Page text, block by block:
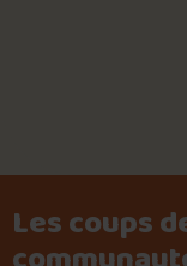
Les coups